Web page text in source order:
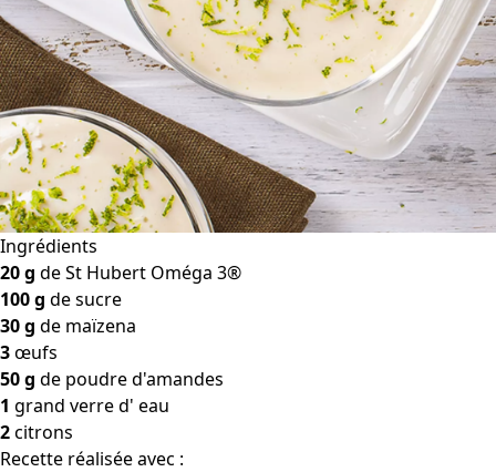
Ingrédients
20 g de St Hubert Oméga 3®
100 g de sucre
30 g de maïzena
3œufs
50 g de poudre d'amandes
1 grand verre d' eau
2citrons
Recette réalisée avec :